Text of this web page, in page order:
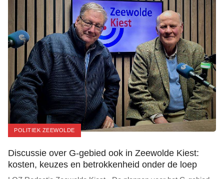
POLITIEK ZEEWOLDE
Discussie over G-gebied ook in Zeewolde Kiest:
kosten, keuzes en betrokkenheid onder de loep